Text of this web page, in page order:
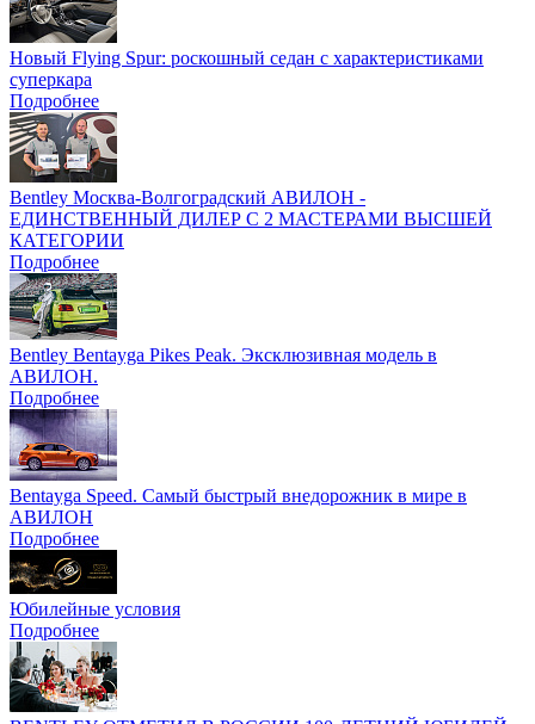
Новый Flying Spur: роскошный седан с характеристиками
суперкара
Подробнее
Bentley Москва-Волгоградский АВИЛОН -
ЕДИНСТВЕННЫЙ ДИЛЕР С 2 МАСТЕРАМИ ВЫСШЕЙ
КАТЕГОРИИ
Подробнее
Bentley Bentayga Pikes Peak. Эксклюзивная модель в
АВИЛОН.
Подробнее
Bentayga Speed. Самый быстрый внедорожник в мире в
АВИЛОН
Подробнее
Юбилейные условия
Подробнее